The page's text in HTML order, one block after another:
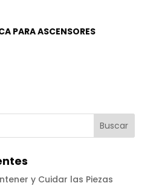
PARA ASCENSORES
y Cuidar las Piezas